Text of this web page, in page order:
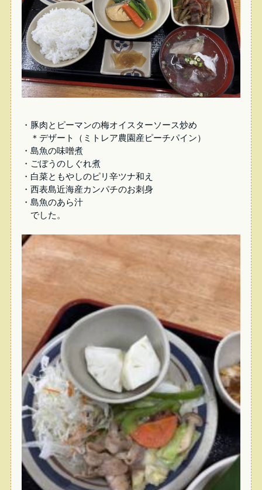
・豚肉とピーマンの梅オイスターソース炒め
＊デザート（ミトレア農園産ピーチパイン）
・島魚の味噌煮
・ごぼうのしぐれ煮
・白菜ともやしのピリ辛ツナ和え
・西表島近海産カンパチのお刺身
・島魚のあら汁
でした。